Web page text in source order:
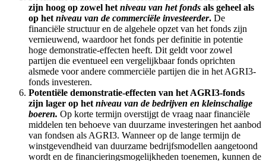
zijn hoog op zowel het niveau van het fonds als geheel als
op het niveau van de commerciële investeerder. De
financiële structuur en de algehele opzet van het fonds zijn
vernieuwend, waardoor het fonds per definitie in potentie
hoge demonstratie-effecten heeft. Dit geldt voor zowel
partijen die eventueel een vergelijkbaar fonds oprichten
alsmede voor andere commerciële partijen die in het AGRI3-
fonds investeren.
Potentiële demonstratie-effecten van het AGRI3-fonds
zijn lager op het niveau van de bedrijven en kleinschalige
boeren. Op korte termijn overstijgt de vraag naar financiële
middelen ten behoeve van duurzame investeringen het aanbod
van fondsen als AGRI3. Wanneer op de lange termijn de
winstgevendheid van duurzame bedrijfsmodellen aangetoond
wordt en de financieringsmogelijkheden toenemen, kunnen de